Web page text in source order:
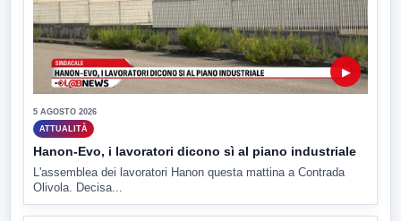
▶
5 AGOSTO 2026
ATTUALITÀ
Hanon-Evo, i lavoratori dicono sì al piano industriale
L'assemblea dei lavoratori Hanon questa mattina a Contrada
Olivola. Decisa...